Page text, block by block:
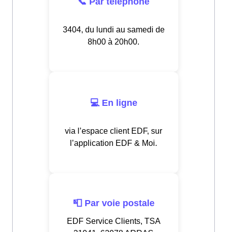
3404, du lundi au samedi de
8h00 à 20h00.
💻 En ligne
via l’espace client EDF, sur
l’application EDF & Moi.
📮 Par voie postale
EDF Service Clients, TSA